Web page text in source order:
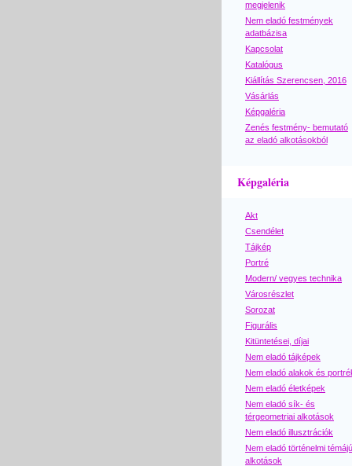
megjelenik
Nem eladó festmények
adatbázisa
Kapcsolat
Katalógus
Kiállítás Szerencsen, 2016
Vásárlás
Képgaléria
Zenés festmény- bemutató
az eladó alkotásokból
Képgaléria
Akt
Csendélet
Tájkép
Portré
Modern/ vegyes technika
Városrészlet
Sorozat
Figurális
Kitüntetései, díjai
Nem eladó tájképek
Nem eladó alakok és
Nem eladó életképek
Nem eladó sík- és
térgeometriai alkotások
Nem eladó illusztrációk
Nem eladó történelmi témájú
alkotások